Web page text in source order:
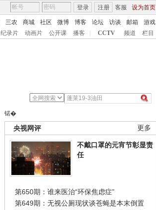
客服 设为首页
登录 注册
三农 商城 社区 微博 博客 论坛 访谈 邮箱
游戏
纪录片 动画片 公开课 播客 CCTV 频道 栏目
锘�
更多
央视网评
不戴口罩的元宵节彰显责
任
第650期：谁来医治“环保焦虑症”
第649期：无视公厕现状谈苍蝇是本末倒置